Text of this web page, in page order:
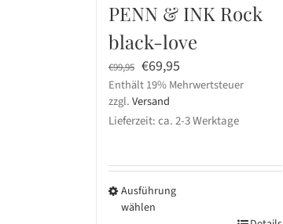
PENN & INK Rock
black-love
€99,95 Ursprünglicher
Preis
war:
€99,95
€69,95
Preis
€69,95.
Enthält 19% Mehrwertsteuer
zzgl.Versand
Lieferzeit: ca. 2-3 Werktage
Ausführung
wählen